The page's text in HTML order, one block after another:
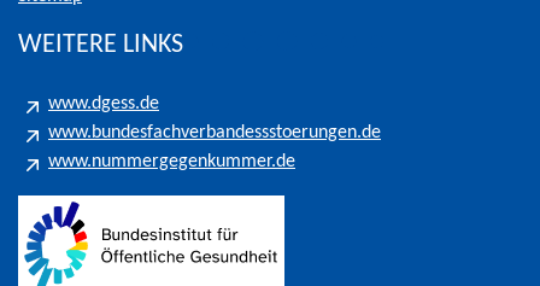
WEITERE LINKS
www.dgess.de
www.bundesfachverbandessstoerungen.de
www.nummergegenkummer.de